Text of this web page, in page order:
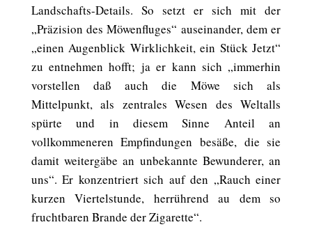
Landschafts-Details. So setzt er sich mit der
„Präzision des Möwenfluges“ auseinander, dem er
„einen Augenblick Wirklichkeit, ein Stück Jetzt“
zu entnehmen hofft; ja er kann sich „immerhin
vorstellen daß auch die Möwe sich als
Mittelpunkt, als zentrales Wesen des Weltalls
spürte und in diesem Sinne Anteil an
vollkommeneren Empfindungen besäße, die sie
damit weitergäbe an unbekannte Bewunderer, an
uns“. Er konzentriert sich auf den „Rauch einer
kurzen Viertelstunde, herrührend au dem so
fruchtbaren Brande der Zigarette“.